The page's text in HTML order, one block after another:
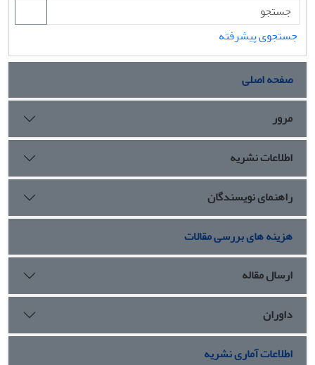
جستجوی پیشرفته
صفحه اصلی
مرور
اطلاعات نشریه
راهنمای نویسندگان
هزینه های بررسی مقالات
ارسال مقاله
داوران
اطلاعات آماری نشریه